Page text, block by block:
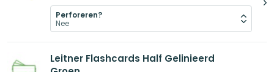
Perforeren?
Leitner Flashcards Half Gelinieerd